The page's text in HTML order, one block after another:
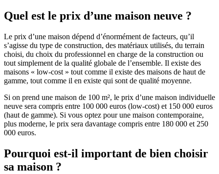
Quel est le prix d’une maison neuve ?
Le prix d’une maison dépend d’énormément de facteurs, qu’il
s’agisse du type de construction, des matériaux utilisés, du terrain
choisi, du choix du professionnel en charge de la construction ou
tout simplement de la qualité globale de l’ensemble. Il existe des
maisons « low-cost » tout comme il existe des maisons de haut de
gamme, tout comme il en existe qui sont de qualité moyenne.
Si on prend une maison de 100 m², le prix d’une maison individuelle
neuve sera compris entre 100 000 euros (low-cost) et 150 000 euros
(haut de gamme). Si vous optez pour une maison contemporaine,
plus moderne, le prix sera davantage compris entre 180 000 et 250
000 euros.
Pourquoi est-il important de bien choisir
sa maison ?